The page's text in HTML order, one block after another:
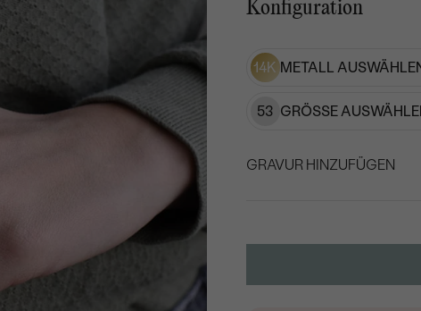
Konfiguration
14K METALL
53 GRÖSSE
GRAVUR HINZUFÜGEN
Geben Sie Initialen/Text